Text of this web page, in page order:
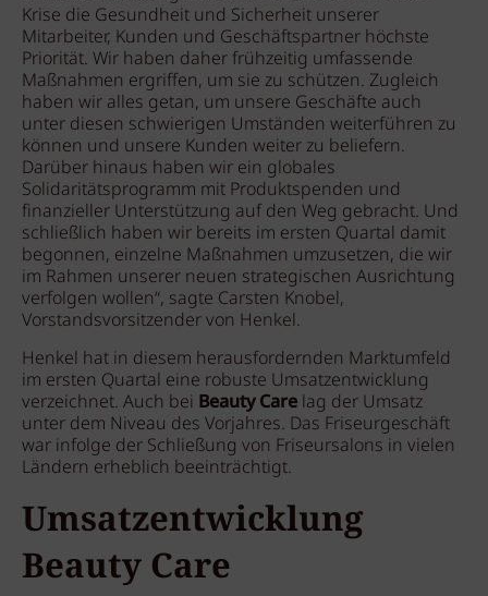
Krise die Gesundheit und Sicherheit unserer
Mitarbeiter, Kunden und Geschäftspartner höchste
Priorität. Wir haben daher frühzeitig umfassende
Maßnahmen ergriffen, um sie zu schützen. Zugleich
haben wir alles getan, um unsere Geschäfte auch
unter diesen schwierigen Umständen weiterführen zu
können und unsere Kunden weiter zu beliefern.
Darüber hinaus haben wir ein globales
Solidaritätsprogramm mit Produktspenden und
finanzieller Unterstützung auf den Weg gebracht. Und
schließlich haben wir bereits im ersten Quartal damit
begonnen, einzelne Maßnahmen umzusetzen, die wir
im Rahmen unserer neuen strategischen Ausrichtung
verfolgen wollen“, sagte Carsten Knobel,
Vorstandsvorsitzender von Henkel.
Henkel hat in diesem herausfordernden Marktumfeld
im ersten Quartal eine robuste Umsatzentwicklung
verzeichnet. Auch bei Beauty Care lag der Umsatz
unter dem Niveau des Vorjahres. Das Friseurgeschäft
war infolge der Schließung von Friseursalons in vielen
Ländern erheblich beeinträchtigt.
Umsatzentwicklung
Beauty Care